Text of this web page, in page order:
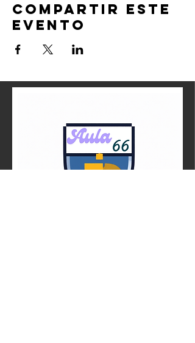
Compartir este
evento